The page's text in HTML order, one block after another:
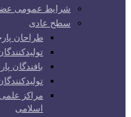
شرایط عمومی
سطح عادی
طراحان
بافندگان
مراکز
اسلامی